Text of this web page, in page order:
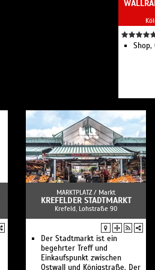
Shop,
MARKTPLATZ / Markt
KREFELDER STADTMARKT
Krefeld, Lohstraße 90
Der Stadtmarkt ist ein
begehrter Treff und
Einkaufspunkt zwischen
Ostwall und Königstraße. Der